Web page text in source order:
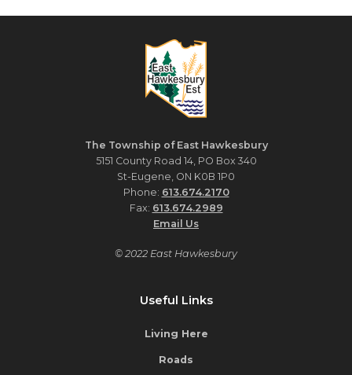
The Township of East Hawkesbury
5151 County Road 14, PO Box 340
St-Eugene, ON K0B 1P0
Phone: 613.674.2170
Fax: 613.674.2989
Email Us
© 2022 East Hawkesbury
Useful Links
Living Here
Roads